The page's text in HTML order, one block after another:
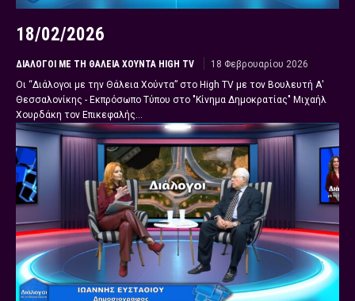
18/02/2026
ΔΙΆΛΟΓΟΙ ΜΕ ΤΗ ΘΆΛΕΙΑ ΧΟΎΝΤΑ HIGH TV
18 Φεβρουαρίου 2026
Οι “Διάλογοι με την Θάλεια Χούντα” στο High TV με τον Βουλευτή Α'
Θεσσαλονίκης - Εκπρόσωπο Τύπου στο "Κίνημα Δημοκρατίας" Μιχαήλ
Χουρδάκη τον Επικεφαλής...